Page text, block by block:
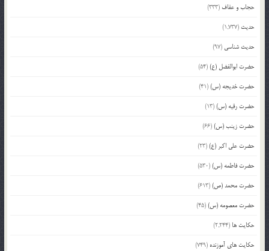
حجاب و عفاف (333)
حدیث (1,737)
حدیث شناسی (97)
حضرت ابوالفضل (ع)(54)
حضرت خدیجه (س)(41)
حضرت رقیه (س)(13)
حضرت زینب (س)(66)
حضرت علی اکبر (ع)(23)
حضرت فاطمه (س)(530)
حضرت محمد (ص)(613)
حضرت معصومه (س)(45)
حکایت ها (2,244)
حکایت های آموزنده (749)